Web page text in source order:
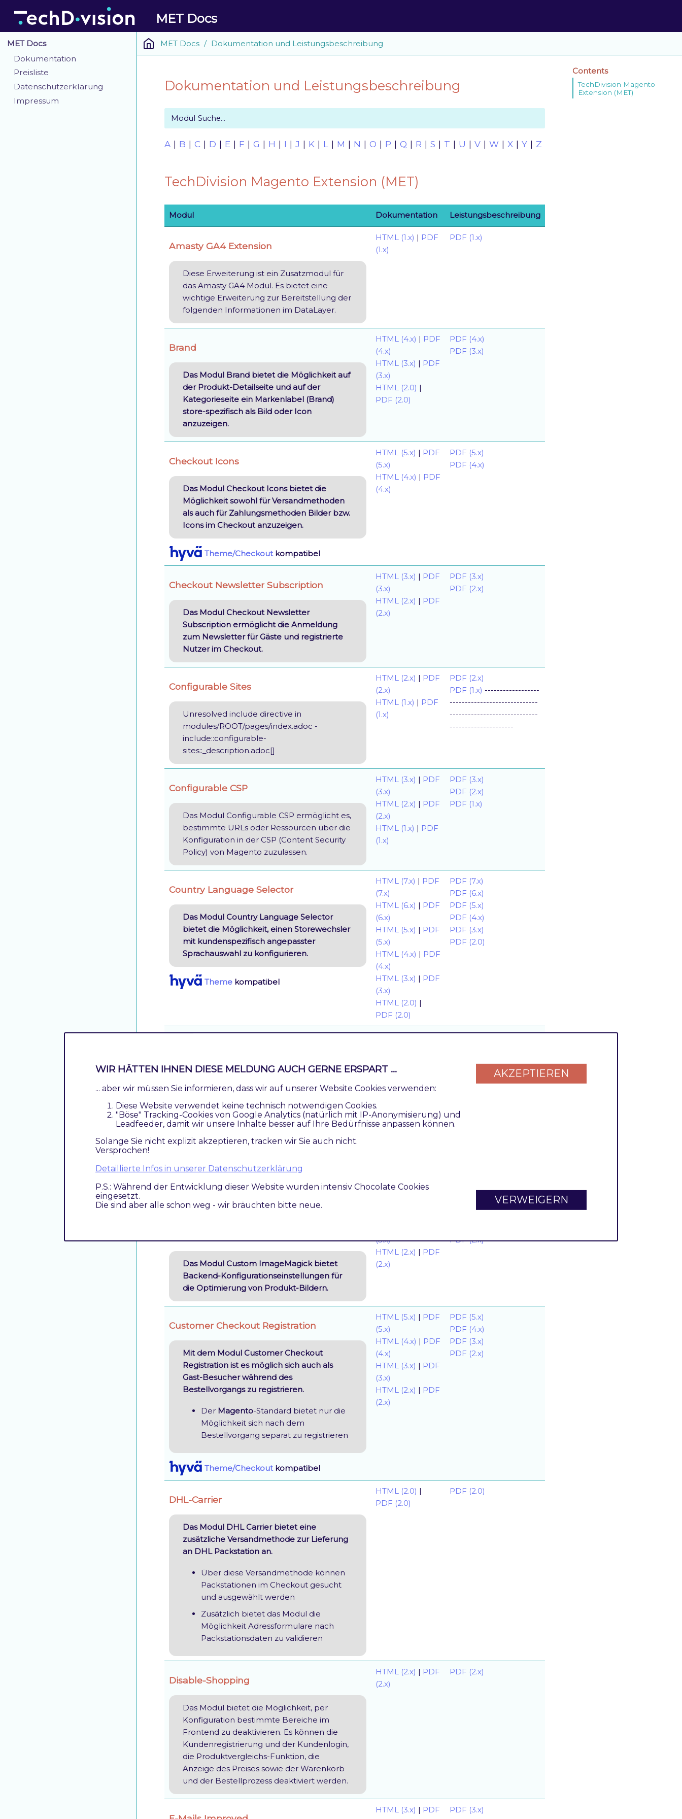
MET Docs
MET Docs
Dokumentation
Preisliste
Datenschutzerklärung
Impressum
MET Docs Dokumentation und Leistungsbeschreibung
Contents
TechDivision Magento
Extension (MET)
Dokumentation und Leistungsbeschreibung
A | B | C | D | E | F | G | H | I | J | K | L | M | N | O | P | Q | R | S | T | U | V | W | X | Y | Z
TechDivision Magento Extension (MET)
Modul Dokumentation Leistungsbeschreibung
Amasty GA4 Extension
Diese Erweiterung ist ein Zusatzmodul für
das Amasty GA4 Modul. Es bietet eine
wichtige Erweiterung zur Bereitstellung der
folgenden Informationen im DataLayer.
HTML (1.x) | PDF
(1.x)
PDF (1.x)
Brand
Das Modul Brand bietet die Möglichkeit auf
der Produkt-Detailseite und auf der
Kategorieseite ein Markenlabel (Brand)
store-spezifisch als Bild oder Icon
anzuzeigen.
HTML (4.x) | PDF
(4.x)
HTML (3.x) | PDF
(3.x)
HTML (2.0) |
PDF (2.0)
PDF (4.x)
PDF (3.x)
Checkout Icons
Das Modul Checkout Icons bietet die
Möglichkeit sowohl für Versandmethoden
als auch für Zahlungsmethoden Bilder bzw.
Icons im Checkout anzuzeigen.
Theme/Checkoutkompatibel
HTML (5.x) | PDF
(5.x)
HTML (4.x) | PDF
(4.x)
PDF (5.x)
PDF (4.x)
Checkout Newsletter Subscription
Das Modul Checkout Newsletter
Subscription ermöglicht die Anmeldung
zum Newsletter für Gäste und registrierte
Nutzer im Checkout.
HTML (3.x) | PDF
(3.x)
HTML (2.x) | PDF
(2.x)
PDF (3.x)
PDF (2.x)
Configurable Sites
Unresolved include directive in
modules/ROOT/pages/index.adoc -
include::configurable-
sites::_description.adoc[]
HTML (2.x) | PDF
(2.x)
HTML (1.x) | PDF
(1.x)
PDF (2.x)
PDF (1.x) ------------------
-----------------------------
-----------------------------
---------------------
Configurable CSP
Das Modul Configurable CSP ermöglicht es,
bestimmte URLs oder Ressourcen über die
Konfiguration in der CSP (Content Security
Policy) von Magento zuzulassen.
HTML (3.x) | PDF
(3.x)
HTML (2.x) | PDF
(2.x)
HTML (1.x) | PDF
(1.x)
PDF (3.x)
PDF (2.x)
PDF (1.x)
Country Language Selector
Das Modul Country Language Selector
bietet die Möglichkeit, einen Storewechsler
mit kundenspezifisch angepasster
Sprachauswahl zu konfigurieren.
Theme kompatibel
HTML (7.x) | PDF
(7.x)
HTML (6.x) | PDF
(6.x)
HTML (5.x) | PDF
(5.x)
HTML (4.x) | PDF
(4.x)
HTML (3.x) | PDF
(3.x)
HTML (2.0) |
PDF (2.0)
PDF (7.x)
PDF (6.x)
PDF (5.x)
PDF (4.x)
PDF (3.x)
PDF (2.0)
Das Modul Country PopUp ermöglicht, ein
Popup Fenster für Benutzer mit
Der Popup Inhalt ist vollständig
Konfiguration-Editor
mit einem Popup darauf hingewiesen
Theme kompatibel
HTML (5.x)|PDF
(4.x)
HTML (3.x)|PDF
HTML (2.1)
(2.1)
PDF (5.x)
PDF (2.0)
Das Modul Custom ImageMagick bietet
Backend-Konfigurationseinstellungen für
die Optimierung von Produkt-Bildern.
(3.x)
HTML (2.x) | PDF
(2.x)
PDF (2.x)
Customer Checkout Registration
Mit dem Modul Customer Checkout
Registration ist es möglich sich auch als
Gast-Besucher während des
Bestellvorgangs zu registrieren.
Der Magento-Standard bietet nur die
Möglichkeit sich nach dem
Bestellvorgang separat zu registrieren
Theme/Checkoutkompatibel
HTML (5.x) | PDF
(5.x)
HTML (4.x) | PDF
(4.x)
HTML (3.x) | PDF
(3.x)
HTML (2.x) | PDF
(2.x)
PDF (5.x)
PDF (4.x)
PDF (3.x)
PDF (2.x)
DHL-Carrier
Das Modul DHL Carrier bietet eine
zusätzliche Versandmethode zur Lieferung
an DHL Packstation an.
Über diese Versandmethode können
Packstationen im Checkout gesucht
und ausgewählt werden
Zusätzlich bietet das Modul die
Möglichkeit Adressformulare nach
Packstationsdaten zu validieren
HTML (2.0) |
PDF (2.0)
PDF (2.0)
Disable-Shopping
Das Modul bietet die Möglichkeit, per
Konfiguration bestimmte Bereiche im
Frontend zu deaktivieren. Es können die
Kundenregistrierung und der Kundenlogin,
die Produktvergleichs-Funktion, die
Anzeige des Preises sowie der Warenkorb
und der Bestellprozess deaktiviert werden.
HTML (2.x) | PDF
(2.x)
PDF (2.x)
HTML (3.x) | PDF
PDF (3.x)
WIR HÄTTEN IHNEN DIESE MELDUNG AUCH GERNE ERSPART ...
... aber wir müssen Sie informieren, dass wir auf unserer Website Cookies verwenden:
Diese Website verwendet keine technisch notwendigen Cookies.
"Böse" Tracking-Cookies von Google Analytics (natürlich mit IP-Anonymisierung) und
Leadfeeder, damit wir unsere Inhalte besser auf Ihre Bedürfnisse anpassen können.
Solange Sie nicht explizit akzeptieren, tracken wir Sie auch nicht.
Versprochen!
Detaillierte Infos in unserer Datenschutzerklärung
P.S.: Während der Entwicklung dieser Website wurden intensiv Chocolate Cookies
eingesetzt.
Die sind aber alle schon weg - wir bräuchten bitte neue.
AKZEPTIEREN
VERWEIGERN